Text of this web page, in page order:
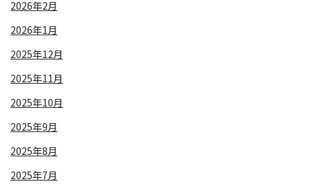
2026年2月
2026年1月
2025年12月
2025年11月
2025年10月
2025年9月
2025年8月
2025年7月